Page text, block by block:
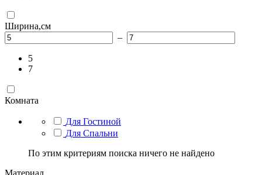
Ширина,см
–
5
7
Комната
Для Гостиной
Для Спальни
По этим критериям поиска ничего не найдено
Материал